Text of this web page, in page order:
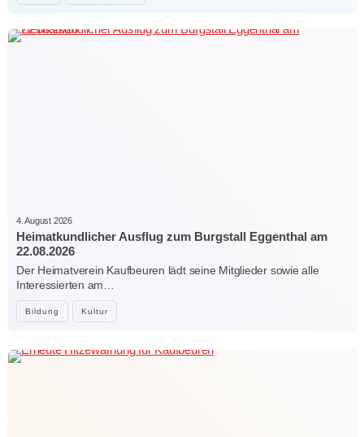
Bildung Kultur
4. August 2026
Heimatkundlicher Ausflug zum Burgstall Eggenthal am
22.08.2026
Der Heimatverein Kaufbeuren lädt seine Mitglieder sowie alle
Interessierten am…